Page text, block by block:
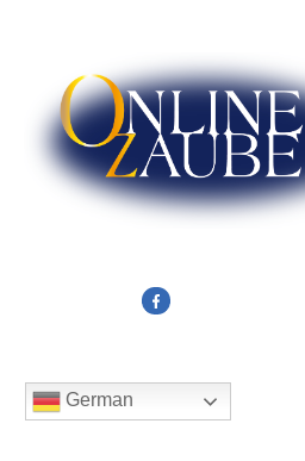
German